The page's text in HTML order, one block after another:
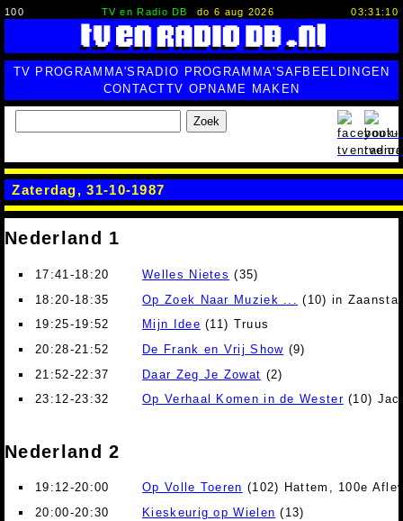
100 TV en Radio DB do 6 aug 2026 03:31:11
TV PROGRAMMA'S RADIO PROGRAMMA'SAFBEELDINGEN
CONTACTTV OPNAME MAKEN
Zoek
Zaterdag, 31-10-1987
Nederland 1
17:41-18:20 Welles Nietes (35)
18:20-18:35
Op Zoek Naar Muziek ...
(10) in
19:25-19:52
Mijn Idee (11) Truus
20:28-21:52
De Frank en Vrij Show (9)
21:52-22:37
Daar Zeg Je Zowat (2)
23:12-23:32
Op Verhaal Komen in de Wester(10)
Nederland 2
19:12-20:00 Op Volle Toeren (102) Hattem, 100e
20:00-20:30
Kieskeurig op Wielen (13)